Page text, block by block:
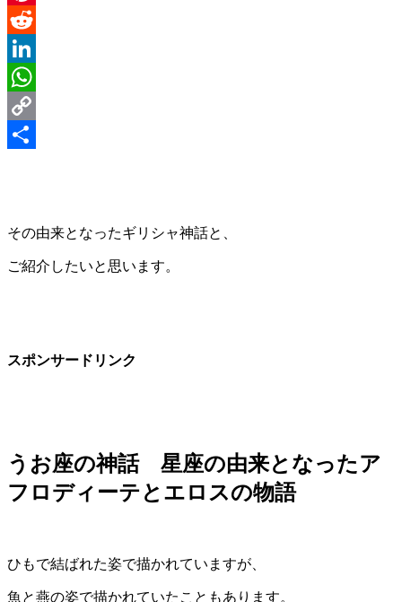
Pinterest
Reddit
LinkedIn
WhatsApp
Copy
その由来となったギリシャ神話と、
ご紹介したいと思います。
スポンサードリンク
うお座の神話 星座の由来となったア
フロディーテとエロスの物語
ひもで結ばれた姿で描かれていますが、
魚と燕の姿で描かれていたこともあります。